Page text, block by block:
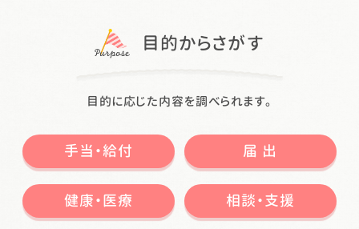
目的からさがす
目的に応じた内容を調べられます。
手当・給付 届 出
健康・医療 相談・支援